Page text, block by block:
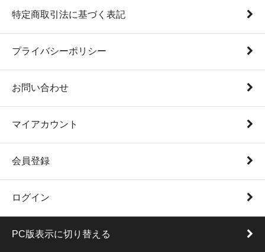
特定商取引法に基づく表記
プライバシーポリシー
お問い合わせ
マイアカウント
会員登録
ログイン
PC版表示に切り替える